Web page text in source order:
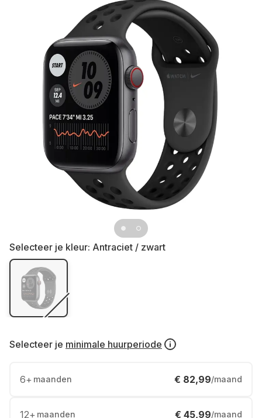
Selecteer je kleur: Antraciet / zwart
Selecteer je minimale huurperiode
6+ maanden € 82,99/maand
12+ maanden € 45,99/maand